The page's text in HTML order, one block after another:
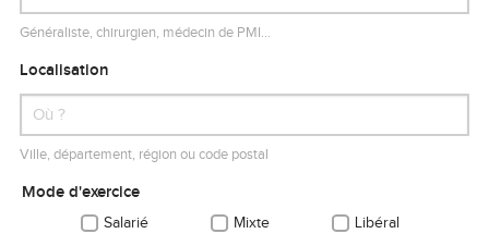
Généraliste, chirurgien, médecin de PMI…
Localisation
Ville, département, région ou code postal
Mode d'exercice
Salarié Mixte Libéral